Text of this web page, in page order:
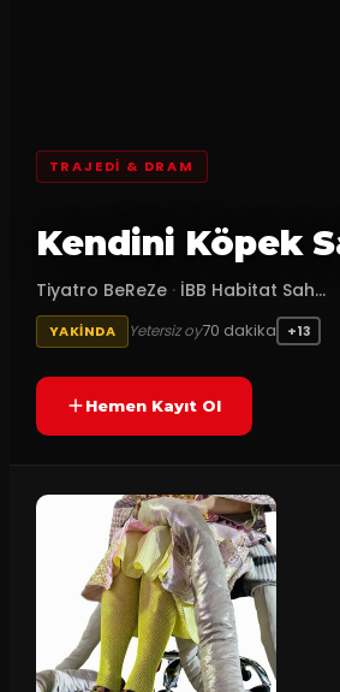
TRAJEDI & DRAM
Kendini Köpek
Tiyatro BeReZe · İBB Habitat Sah...
YAKINDA Yetersiz oy70 dakika +13
Hemen Kayıt Ol